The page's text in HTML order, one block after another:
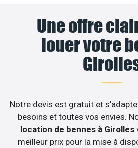
Une offre
louer votre
Notre devis est gratuit et
besoins et toutes vos envies.
location de bennes à Girolles
meilleur prix pour la mise à